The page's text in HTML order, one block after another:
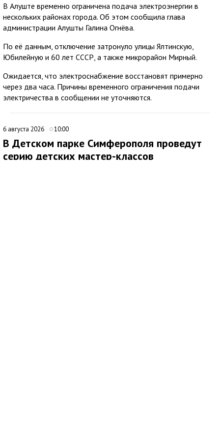
В Алуште временно ограничена подача электроэнергии в
нескольких районах города. Об этом сообщила глава
администрации Алушты Галина Огнёва.
По её данным, отключение затронуло улицы Ялтинскую,
Юбилейную и 60 лет СССР, а также микрорайон Мирный.
Ожидается, что электроснабжение восстановят примерно
через два часа. Причины временного ограничения подачи
электричества в сообщении не уточняются.
6 августа 2026 10:00
В Детском парке Симферополя проведут
серию детских мастер-классов